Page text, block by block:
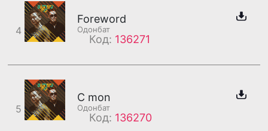
4
Foreword
Одонбат
Код: 136271
5
C mon
Одонбат
Код: 136270